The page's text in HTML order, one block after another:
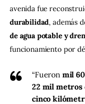
avenida fue
durabilidad, además
de agua potable y
funcionamiento por
“Fueron mil
22 mil metros
cinco